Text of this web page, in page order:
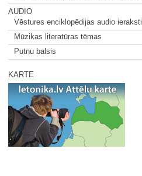
AUDIO
Vēstures enciklopēdijas audio ieraksti
Mūzikas literatūras tēmas
Putnu balsis
KARTE